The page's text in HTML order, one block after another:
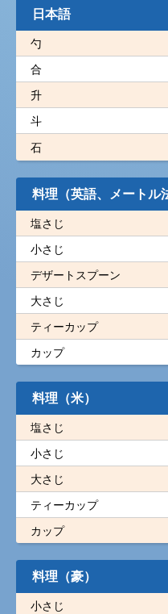
日本語
勺
合
升
斗
石
料理（英語、メートル
塩さじ
小さじ
デザートスプーン
大さじ
ティーカップ
カップ
料理（米）
塩さじ
小さじ
大さじ
ティーカップ
カップ
料理（豪）
小さじ